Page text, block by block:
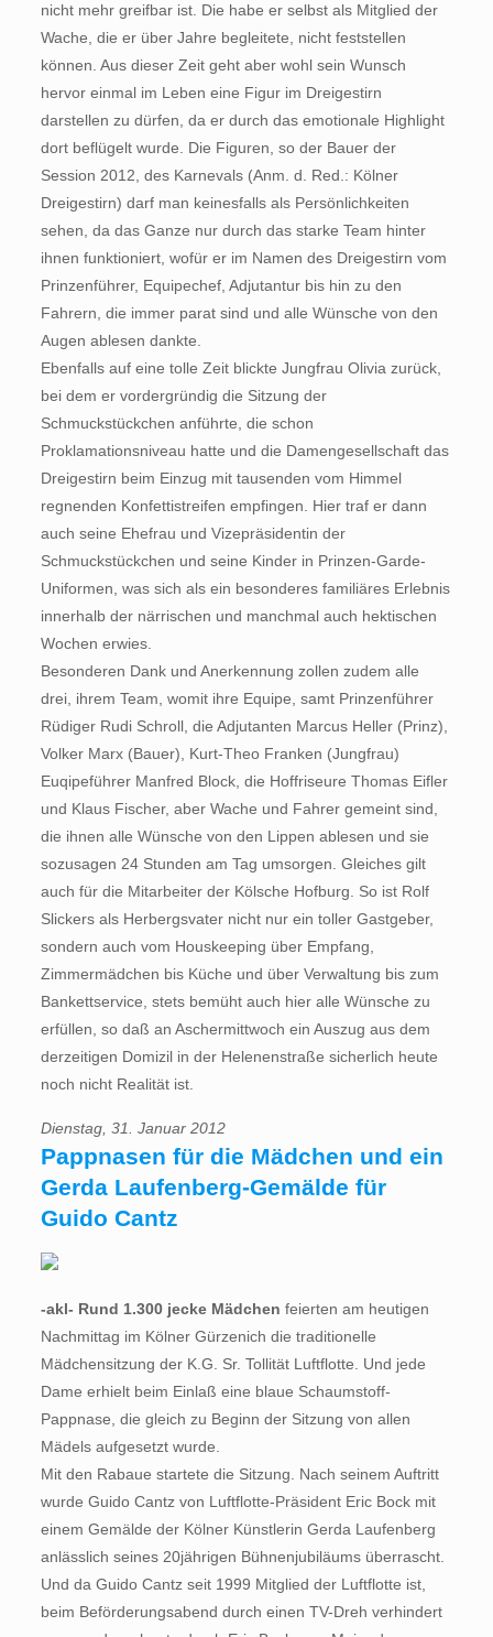
nicht mehr greifbar ist. Die habe er selbst als Mitglied der
Wache, die er über Jahre begleitete, nicht feststellen
können. Aus dieser Zeit geht aber wohl sein Wunsch
hervor einmal im Leben eine Figur im Dreigestirn
darstellen zu dürfen, da er durch das emotionale Highlight
dort beflügelt wurde. Die Figuren, so der Bauer der
Session 2012, des Karnevals (Anm. d. Red.: Kölner
Dreigestirn) darf man keinesfalls als Persönlichkeiten
sehen, da das Ganze nur durch das starke Team hinter
ihnen funktioniert, wofür er im Namen des Dreigestirn vom
Prinzenführer, Equipechef, Adjutantur bis hin zu den
Fahrern, die immer parat sind und alle Wünsche von den
Augen ablesen dankte.
Ebenfalls auf eine tolle Zeit blickte Jungfrau Olivia zurück,
bei dem er vordergründig die Sitzung der
Schmuckstückchen anführte, die schon
Proklamationsniveau hatte und die Damengesellschaft das
Dreigestirn beim Einzug mit tausenden vom Himmel
regnenden Konfettistreifen empfingen. Hier traf er dann
auch seine Ehefrau und Vizepräsidentin der
Schmuckstückchen und seine Kinder in Prinzen-Garde-
Uniformen, was sich als ein besonderes familiäres Erlebnis
innerhalb der närrischen und manchmal auch hektischen
Wochen erwies.
Besonderen Dank und Anerkennung zollen zudem alle
drei, ihrem Team, womit ihre Equipe, samt Prinzenführer
Rüdiger Rudi Schroll, die Adjutanten Marcus Heller (Prinz),
Volker Marx (Bauer), Kurt-Theo Franken (Jungfrau)
Euqipeführer Manfred Block, die Hoffriseure Thomas Eifler
und Klaus Fischer, aber Wache und Fahrer gemeint sind,
die ihnen alle Wünsche von den Lippen ablesen und sie
sozusagen 24 Stunden am Tag umsorgen. Gleiches gilt
auch für die Mitarbeiter der Kölsche Hofburg. So ist Rolf
Slickers als Herbergsvater nicht nur ein toller Gastgeber,
sondern auch vom Houskeeping über Empfang,
Zimmermädchen bis Küche und über Verwaltung bis zum
Bankettservice, stets bemüht auch hier alle Wünsche zu
erfüllen, so daß an Aschermittwoch ein Auszug aus dem
derzeitigen Domizil in der Helenenstraße sicherlich heute
noch nicht Realität ist.
Dienstag, 31. Januar 2012
Pappnasen für die Mädchen und ein
Gerda Laufenberg-Gemälde für
Guido Cantz
-akl- Rund 1.300 jecke Mädchen feierten am heutigen
Nachmittag im Kölner Gürzenich die traditionelle
Mädchensitzung der K.G. Sr. Tollität Luftflotte. Und jede
Dame erhielt beim Einlaß eine blaue Schaumstoff-
Pappnase, die gleich zu Beginn der Sitzung von allen
Mädels aufgesetzt wurde.
Mit den Rabaue startete die Sitzung. Nach seinem Auftritt
wurde Guido Cantz von Luftflotte-Präsident Eric Bock mit
einem Gemälde der Kölner Künstlerin Gerda Laufenberg
anlässlich seines 20jährigen Bühnenjubiläums überrascht.
Und da Guido Cantz seit 1999 Mitglied der Luftflotte ist,
beim Beförderungsabend durch einen TV-Dreh verhindert